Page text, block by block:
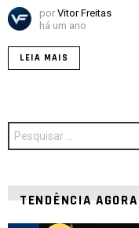
por Vitor Freitas
há um ano
LEIA MAIS
Procurar
por:
TENDÊNCIA AGORA